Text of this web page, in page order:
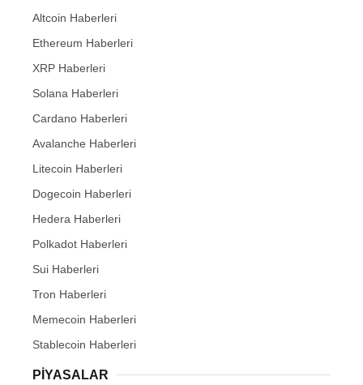
Altcoin Haberleri
Ethereum Haberleri
XRP Haberleri
Solana Haberleri
Cardano Haberleri
Avalanche Haberleri
Litecoin Haberleri
Dogecoin Haberleri
Hedera Haberleri
Polkadot Haberleri
Sui Haberleri
Tron Haberleri
Memecoin Haberleri
Stablecoin Haberleri
PIYASALAR